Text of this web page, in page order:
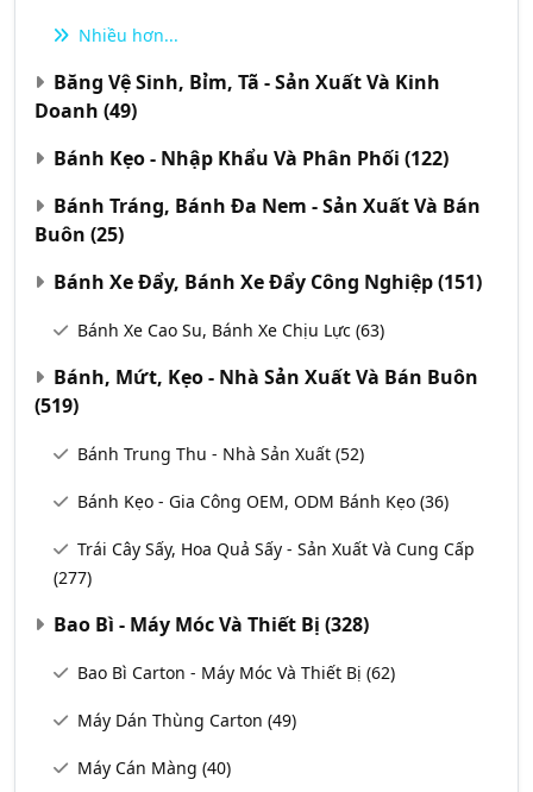
Nhiều hơn...
Băng Vệ Sinh, Bỉm, Tã - Sản Xuất Và Kinh
Doanh (49)
Bánh Kẹo - Nhập Khẩu Và Phân Phối (122)
Bánh Tráng, Bánh Đa Nem - Sản Xuất Và Bán
Buôn (25)
Bánh Xe Đẩy, Bánh Xe Đẩy Công Nghiệp(151)
Bánh Xe Cao Su, Bánh Xe Chịu Lực (63)
Bánh, Mứt, Kẹo - Nhà Sản Xuất Và Bán Buôn
(519)
Bánh Trung Thu - Nhà Sản Xuất (52)
Bánh Kẹo - Gia Công OEM, ODM Bánh Kẹo (36)
Trái Cây Sấy, Hoa Quả Sấy - Sản Xuất Và Cung Cấp
(277)
Bao Bì - Máy Móc Và Thiết Bị (328)
Bao Bì Carton - Máy Móc Và Thiết Bị (62)
Máy Dán Thùng Carton (49)
Máy Cán Màng (40)